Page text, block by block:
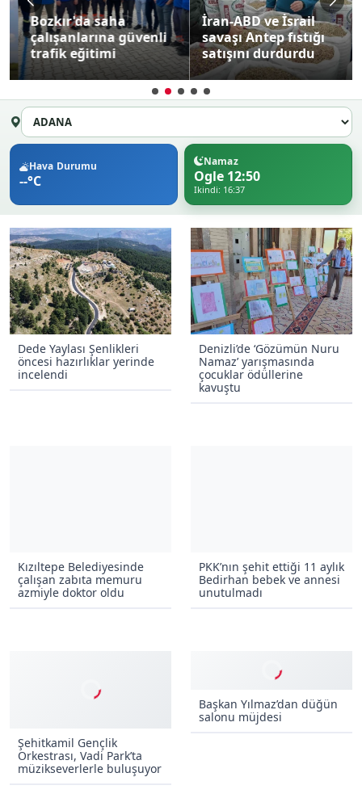
Bozkır'da saha
çalışanlarına güvenli
trafik eğitimi
İran-ABD ve İsrail
savaşı Antep fıstığı
satışını durdurdu
Hava Durumu
--°C
Namaz
Ogle 12:50
Ikindi: 16:37
Dede Yaylası Şenlikleri
öncesi hazırlıklar yerinde
incelendi
Denizli’de ‘Gözümün Nuru
Namaz’ yarışmasında
çocuklar ödüllerine
kavuştu
Kızıltepe Belediyesinde
çalışan zabıta memuru
azmiyle doktor oldu
PKK’nın şehit ettiği 11 aylık
Bedirhan bebek ve annesi
unutulmadı
Şehitkamil Gençlik
Orkestrası, Vadi Park’ta
müzikseverlerle buluşuyor
Başkan Yılmaz’dan düğün
salonu müjdesi